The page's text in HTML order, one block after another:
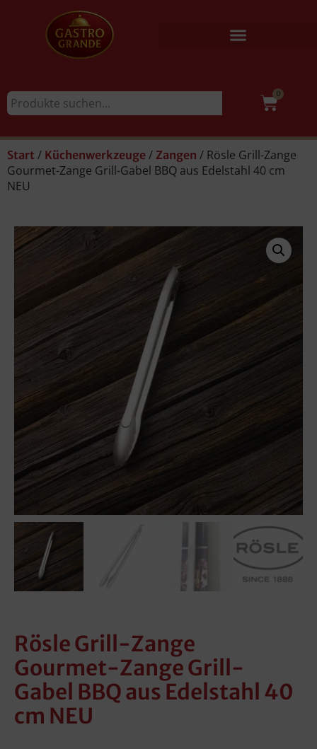
0
Start / Küchenwerkzeuge / Zangen / Rösle Grill-Zange
Gourmet-Zange Grill-Gabel BBQ aus Edelstahl 40 cm
NEU
Rösle Grill-Zange
Gourmet-Zange Grill-
Gabel BBQ aus Edelstahl 40
cm NEU